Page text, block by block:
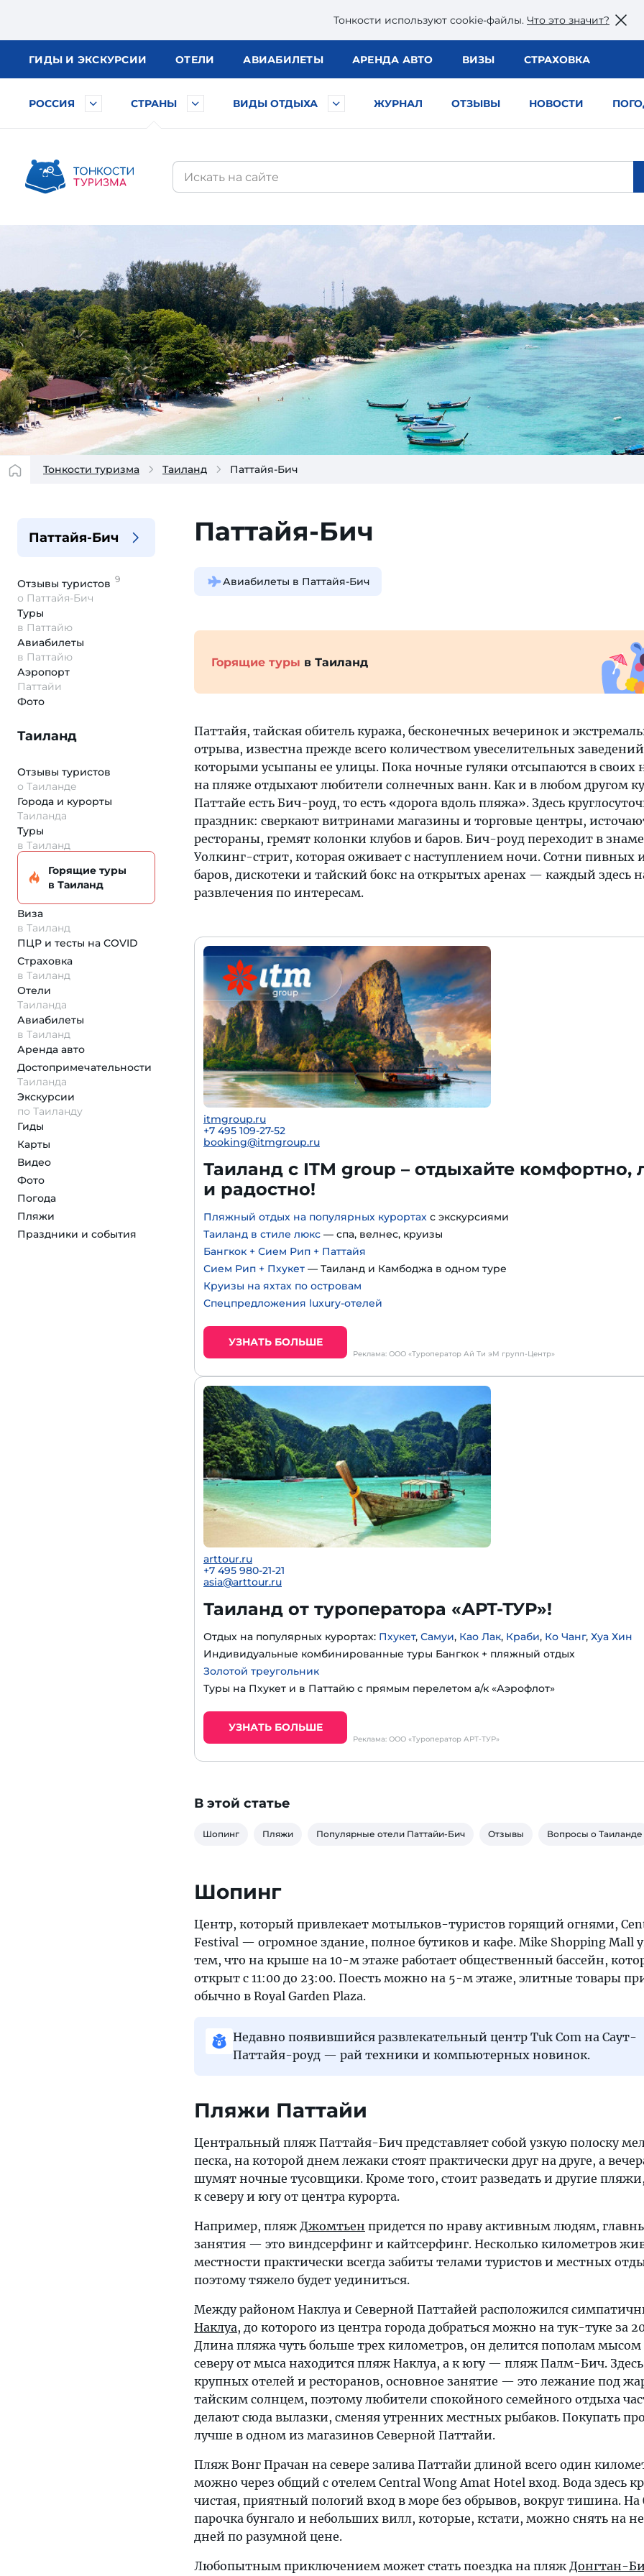
Тонкости используют сookie-файлы. Что это значит?
ГИДЫ И ЭКСКУРСИИ ОТЕЛИ АВИАБИЛЕТЫ АРЕНДА АВТО ВИЗЫ СТРАХОВКА
РОССИЯ СТРАНЫ ВИДЫ ОТДЫХА ЖУРНАЛ ОТЗЫВЫ НОВОСТИ
Тонкости туризма Таиланд Паттайя-Бич
Паттайя-Бич
Отзывы туристов 9
о Паттайя-Бич
Туры
в Паттайю
Авиабилеты
в Паттайю
Аэропорт
Паттайи
Фото
Таиланд
Отзывы туристов
о Таиланде
Города и курорты
Таиланда
Туры
в Таиланд
Горящие туры
в Таиланд
Виза
в Таиланд
ПЦР и тесты на COVID
Страховка
в Таиланд
Отели
Таиланда
Авиабилеты
в Таиланд
Аренда авто
Достопримеча­тельности
Таиланда
Экскурсии
по Таиланду
Гиды
Карты
Видео
Фото
Погода
Пляжи
Праздники и события
Паттайя-Бич
Авиабилеты в Паттайя-Бич
Горящие туры в Таиланд
Паттайя, тайская обитель куража, бесконечных вечеринок и
отрыва, известна прежде всего количеством увеселительных
которыми усыпаны ее улицы. Пока ночные гуляки отсыпаются в своих
на пляже отдыхают любители солнечных ванн. Как и в любом другом
Паттайе есть Бич-роуд, то есть «дорога вдоль пляжа». Здесь
праздник: сверкают витринами магазины и торговые центры,
рестораны, гремят колонки клубов и баров. Бич-роуд переходит в
Уолкинг-стрит, которая оживает с наступлением ночи. Сотни пивных
баров, дискотеки и тайский бокс на открытых аренах — каждый здесь
развлечения по интересам.
itmgroup.ru
+7 495 109-27-52
booking@itmgroup.ru
Таиланд с ITM group – отдыхайте комфортно,
и радостно!
Пляжный отдых на популярных курортах с экскурсиями
Таиланд в стиле люкс — спа, велнес, круизы
Бангкок + Сием Рип + Паттайя
Сием Рип + Пхукет — Таиланд и Камбоджа в одном туре
Круизы на яхтах по островам
Спецпредложения luxury-отелей
УЗНАТЬ БОЛЬШЕ
Реклама: ООО «Туроператор Ай Ти эМ групп-Центр»
arttour.ru
+7 495 980-21-21
asia@arttour.ru
Таиланд от туроператора «АРТ-ТУР»!
Отдых на популярных курортах: Пхукет, Самуи, Као Лак, Краби, Ко Чанг, Хуа Хин
Индивидуальные комбинированные туры Бангкок + пляжный отдых
Золотой треугольник
Туры на Пхукет и в Паттайю с прямым перелетом а/к «Аэрофлот»
УЗНАТЬ БОЛЬШЕ
Реклама: ООО «Туроператор АРТ-ТУР»
В этой статье
Шопинг Пляжи Популярные отели Паттайи-Бич Отзывы Вопросы о Таиланде
Шопинг
Центр, который привлекает мотыльков-туристов горящий огнями,
Festival — огромное здание, полное бутиков и кафе. Mike Shopping Mall
тем, что на крыше на 10-м этаже работает общественный бассейн,
открыт с 11:00 до 23:00. Поесть можно на 5-м этаже, элитные товары
обычно в Royal Garden Plaza.
Недавно появившийся развлекательный центр Tuk Com на Саут-
Паттайя-роуд — рай техники и компьютерных новинок.
Пляжи Паттайи
Центральный пляж Паттайя-Бич представляет собой узкую полоску
песка, на которой днем лежаки стоят практически друг на друге, а
шумят ночные тусовщики. Кроме того, стоит разведать и другие
к северу и югу от центра курорта.
Например, пляж Джомтьен придется по нраву активным людям,
занятия — это виндсерфинг и кайтсерфинг. Несколько километров
местности практически всегда забиты телами туристов и местных
поэтому тяжело будет уединиться.
Между районом Наклуа и Северной Паттайей расположился
Наклуа, до которого из центра города добраться можно на тук-туке за
Длина пляжа чуть больше трех километров, он делится пополам мысом
северу от мыса находится пляж Наклуа, а к югу — пляж Палм-Бич.
крупных отелей и ресторанов, основное занятие — это лежание под
тайским солнцем, поэтому любители спокойного семейного отдыха
делают сюда вылазки, сменяя утренних местных рыбаков. Покупать
лучше в одном из магазинов Северной Паттайи.
Пляж Вонг Прачан на севере залива Паттайи длиной всего один
можно через общий с отелем Central Wong Amat Hotel вход. Вода здесь
чистая, приятный пологий вход в море без обрывов, вокруг тишина. На
парочка бунгало и небольших вилл, которые, кстати, можно снять на
дней по разумной цене.
Любопытным приключением может стать поездка на пляж Донгтан-